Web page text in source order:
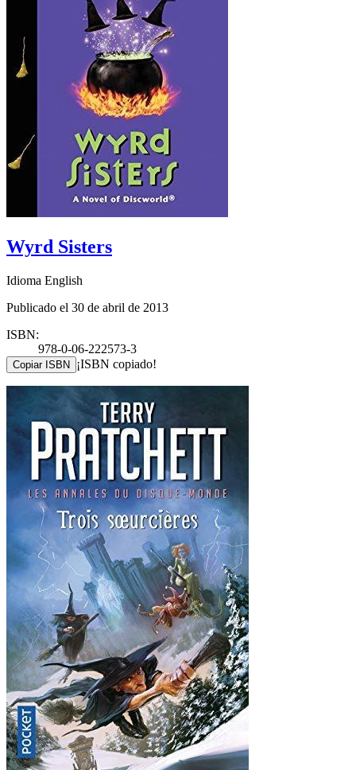
Wyrd Sisters
Idioma English
Publicado el 30 de abril de 2013
ISBN:
978-0-06-222573-3
Copiar ISBN ¡ISBN copiado!